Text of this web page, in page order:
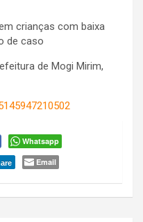
crianças com baixa
de caso
de Mogi Mirim,
Whatsapp
Email